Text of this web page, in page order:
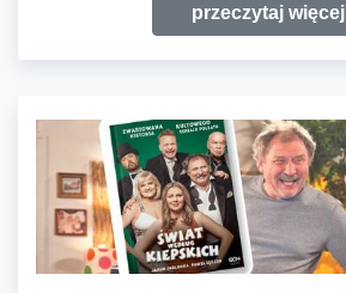
przeczytaj więcej